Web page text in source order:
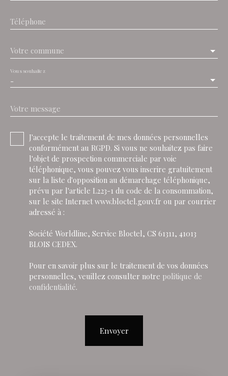
Téléphone
Votre commune
-
Vous souhaitez
Votre message
J'accepte le traitement de mes données personnelles
conformément au RGPD. Si vous ne souhaitez pas faire
l'objet de prospection commerciale par voie
téléphonique, vous pouvez vous inscrire gratuitement
sur la liste d'opposition au démarchage téléphonique,
prévu par l'article L223-1 du code de la consommation,
sur le site Internet www.bloctel.gouv.fr ou par courrier
adressé à :
Société Worldline, Service Bloctel, CS 61311, 41013
BLOIS CEDEX.
Pour en savoir plus sur le traitement de vos données
personnelles, veuillez consulter notre politique de
confidentialité.
Envoyer